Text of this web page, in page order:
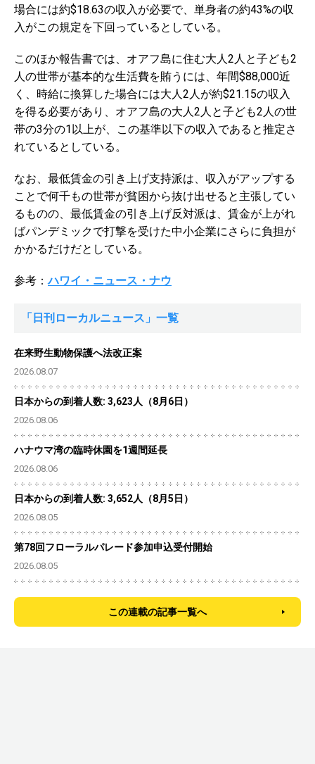
場合には約$18.63の収入が必要で、単身者の約43%の収
入がこの規定を下回っているとしている。
このほか報告書では、オアフ島に住む大人2人と子ども2
人の世帯が基本的な生活費を賄うには、年間$88,000近
く、時給に換算した場合には大人2人が約$21.15の収入
を得る必要があり、オアフ島の大人2人と子ども2人の世
帯の3分の1以上が、この基準以下の収入であると推定さ
れているとしている。
なお、最低賃金の引き上げ支持派は、収入がアップする
ことで何千もの世帯が貧困から抜け出せると主張してい
るものの、最低賃金の引き上げ反対派は、賃金が上がれ
ばパンデミックで打撃を受けた中小企業にさらに負担が
かかるだけだとしている。
参考：ハワイ・ニュース・ナウ
「日刊ローカルニュース」一覧
在来野生動物保護へ法改正案
2026.08.07
日本からの到着人数: 3,623人（8月6日）
2026.08.06
ハナウマ湾の臨時休園を1週間延長
2026.08.06
日本からの到着人数: 3,652人（8月5日）
2026.08.05
第78回フローラルパレード参加申込受付開始
2026.08.05
この連載の記事一覧へ